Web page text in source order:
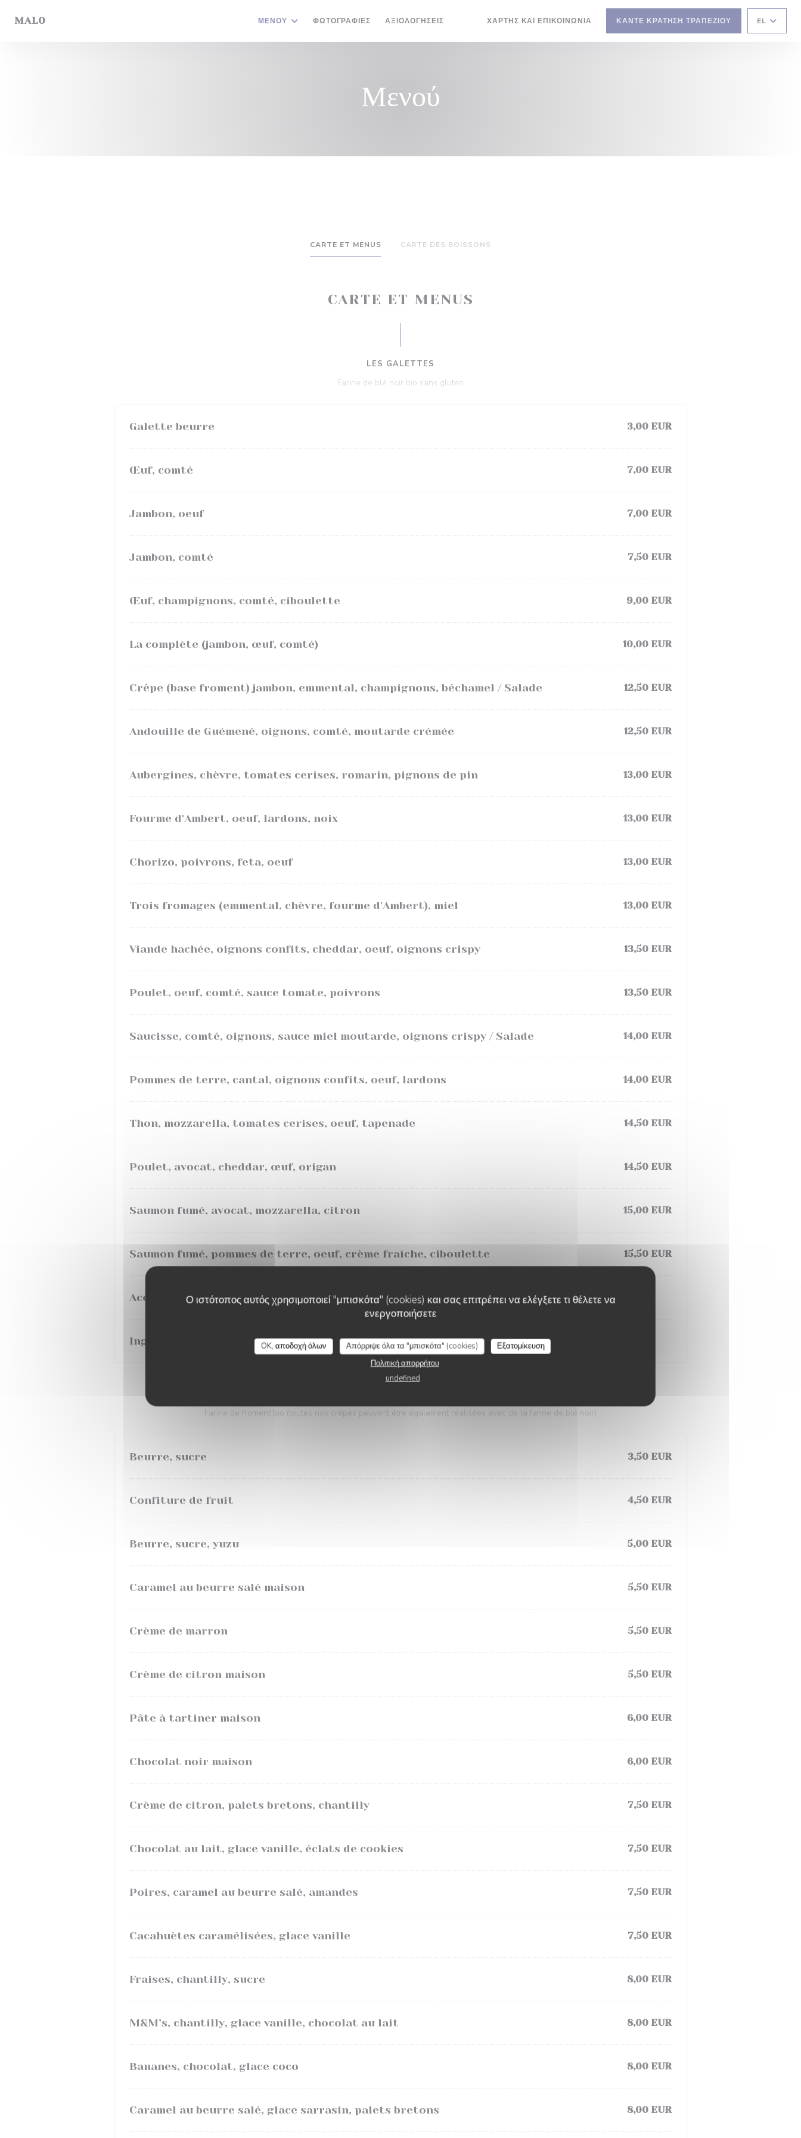
Ο ιστότοπος αυτός χρησιμοποιεί "μπισκότα" (cookies) και σας επιτρέπει να ελέγξετε τι θέλετε να
ενεργοποιήσετε
OK, αποδοχή όλων Απόρριψε όλα τα "μπισκότα" (cookies)
Εξατομίκευση
Πολιτική απορρήτου
undefined
MALO ΜΕΝΟΎ ΦΩΤΟΓΡΑΦΊΕΣ ΑΞΙΟΛΟΓΉΣΕΙΣ ΧΆΡΤΗΣ ΚΑΙ ΕΠΙΚΟΙΝΩΝΊΑ ΚΆΝΤΕ ΚΡΆΤΗΣΗ ΤΡΑΠΕΖΙΟΎ EL
Μενού
CARTE ET MENUS CARTE DES BOISSONS
CARTE ET MENUS
LES GALETTES
Farine de blé noir bio sans gluten
Galette beurre 3,00 EUR
Œuf, comté 7,00 EUR
Jambon, oeuf 7,00 EUR
Jambon, comté 7,50 EUR
Œuf, champignons, comté, ciboulette 9,00 EUR
La complète (jambon, œuf, comté) 10,00 EUR
Crêpe (base froment) jambon, emmental, champignons, béchamel / Salade 12,50 EUR
Andouille de Guémené, oignons, comté, moutarde crémée 12,50 EUR
Aubergines, chèvre, tomates cerises, romarin, pignons de pin 13,00 EUR
Fourme d'Ambert, oeuf, lardons, noix 13,00 EUR
Chorizo, poivrons, feta, oeuf 13,00 EUR
Trois fromages (emmental, chèvre, fourme d'Ambert), miel 13,00 EUR
Viande hachée, oignons confits, cheddar, oeuf, oignons crispy 13,50 EUR
Poulet, oeuf, comté, sauce tomate, poivrons 13,50 EUR
Saucisse, comté, oignons, sauce miel moutarde, oignons crispy / Salade 14,00 EUR
Pommes de terre, cantal, oignons confits, oeuf, lardons 14,00 EUR
Thon, mozzarella, tomates cerises, oeuf, tapenade 14,50 EUR
Poulet, avocat, cheddar, œuf, origan 14,50 EUR
Saumon fumé, avocat, mozzarella, citron 15,00 EUR
Saumon fumé, pommes de terre, oeuf, crème fraîche, ciboulette 15,50 EUR
Accompagnement salade verte : + 3 €
Ingrédient supplémentaire : + 2 €
Farine de froment bio (toutes nos crêpes peuvent être également réalisées avec de la farine de blé noir)
Beurre, sucre 3,50 EUR
Confiture de fruit 4,50 EUR
Beurre, sucre, yuzu 5,00 EUR
Caramel au beurre salé maison 5,50 EUR
Crème de marron 5,50 EUR
Crème de citron maison 5,50 EUR
Pâte à tartiner maison 6,00 EUR
Chocolat noir maison 6,00 EUR
Crème de citron, palets bretons, chantilly 7,50 EUR
Chocolat au lait, glace vanille, éclats de cookies 7,50 EUR
Poires, caramel au beurre salé, amandes 7,50 EUR
Cacahuètes caramélisées, glace vanille 7,50 EUR
Fraises, chantilly, sucre 8,00 EUR
M&M’s, chantilly, glace vanille, chocolat au lait 8,00 EUR
Bananes, chocolat, glace coco 8,00 EUR
Caramel au beurre salé, glace sarrasin, palets bretons 8,00 EUR
MALO